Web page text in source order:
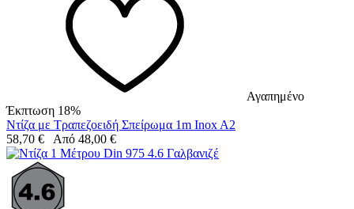
Αγαπημένο
Έκπτωση 18%
Ντίζα με Τραπεζοειδή Σπείρωμα 1m Inox A2
58,70 € Από 48,00 €